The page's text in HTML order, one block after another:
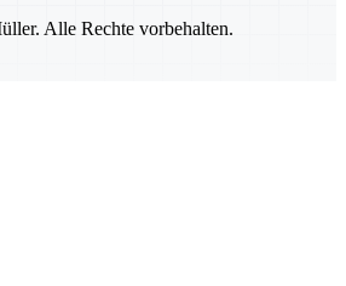
Alle Rechte vorbehalten.